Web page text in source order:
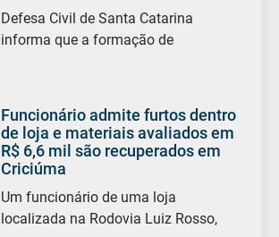
Defesa Civil de Santa Catarina
informa que a formação de
Funcionário admite furtos dentro
de loja e materiais avaliados em
R$ 6,6 mil são recuperados em
Criciúma
Um funcionário de uma loja
localizada na Rodovia Luiz Rosso,